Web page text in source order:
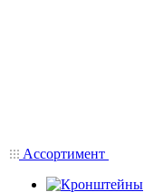
Ассортимент